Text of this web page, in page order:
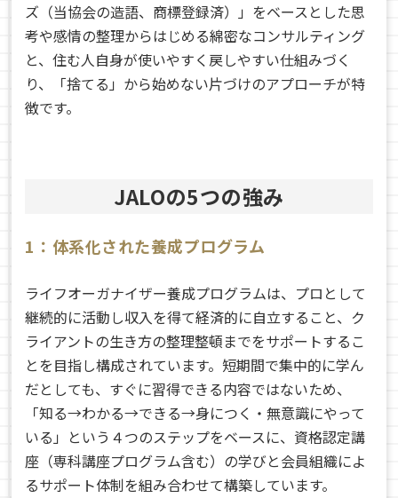
ズ（当協会の造語、商標登録済）」をベースとした思
考や感情の整理からはじめる綿密なコンサルティング
と、住む人自身が使いやすく戻しやすい仕組みづく
り、「捨てる」から始めない片づけのアプローチが特
徴です。
JALOの5つの強み
1：体系化された養成プログラム
ライフオーガナイザー養成プログラムは、プロとして
継続的に活動し収入を得て経済的に自立すること、ク
ライアントの生き方の整理整頓までをサポートするこ
とを目指し構成されています。短期間で集中的に学ん
だとしても、すぐに習得できる内容ではないため、
「知る→わかる→できる→身につく・無意識にやって
いる」という４つのステップをベースに、資格認定講
座（専科講座プログラム含む）の学びと会員組織によ
るサポート体制を組み合わせて構築しています。